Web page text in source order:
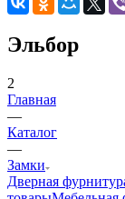
Эльбор
2
Главная
—
Каталог
—
Замки
Дверная